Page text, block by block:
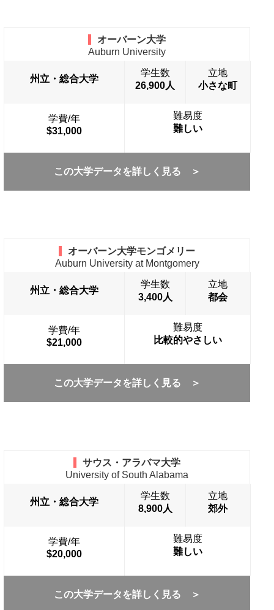
オーバーン大学
Auburn University
州立・総合大学
学生数
26,900人
立地
小さな町
学費/年
$31,000
難易度
難しい
この大学データを詳しく見る ＞
オーバーン大学モンゴメリー
Auburn University at Montgomery
州立・総合大学
学生数
3,400人
立地
都会
学費/年
$21,000
難易度
比較的やさしい
この大学データを詳しく見る ＞
サウス・アラバマ大学
University of South Alabama
州立・総合大学
学生数
8,900人
立地
郊外
学費/年
$20,000
難易度
難しい
この大学データを詳しく見る ＞